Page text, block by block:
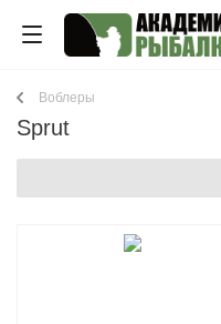
Воблеры
Sprut